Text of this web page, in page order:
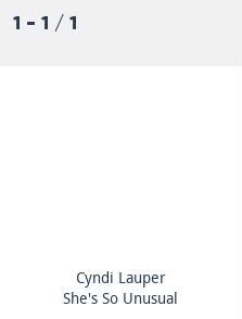
1 - 1 / 1
Cyndi Lauper
She's So Unusual